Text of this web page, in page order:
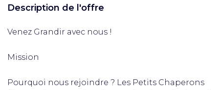
Description de l'offre
Venez Grandir avec nous !
Mission
Pourquoi nous rejoindre ? Les Petits Chaperons